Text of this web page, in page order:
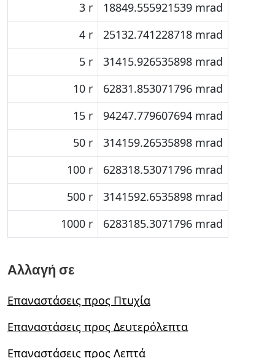
3 r
18849.555921539 mrad
4 r
25132.741228718 mrad
5 r
31415.926535898 mrad
10 r
62831.853071796 mrad
15 r
94247.779607694 mrad
50 r
314159.26535898 mrad
100 r
628318.53071796 mrad
500 r
3141592.6535898 mrad
1000 r
6283185.3071796 mrad
Αλλαγή σε
Επαναστάσεις προς Πτυχία
Επαναστάσεις προς Δευτερόλεπτα
Επαναστάσεις προς Λεπτά